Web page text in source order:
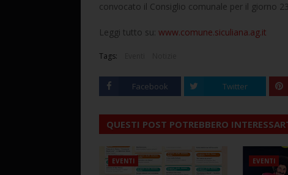
convocato il Consiglio comunale per il giorno
Leggi tutto su: www.comune.siculiana.ag.it
Tags:
Facebook Twitter
QUESTI POST POTREBBERO
EVENTI EVENTI